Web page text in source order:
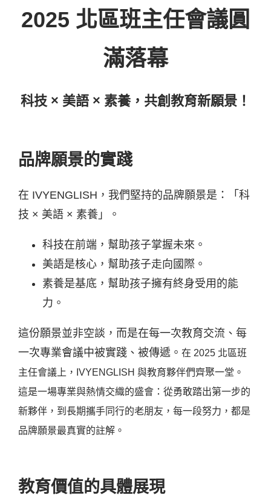
2025 北區班主任會議圓
滿落幕
科技 × 美語 × 素養，共創教育新願景！
品牌願景的實踐
在 IVYENGLISH，我們堅持的品牌願景是：「科
技 × 美語 × 素養」。
科技在前端，幫助孩子掌握未來。
美語是核心，幫助孩子走向國際。
素養是基底，幫助孩子擁有終身受用的能
力。
這份願景並非空談，而是在每一次教育交流、每
一次專業會議中被實踐、被傳遞。 在 2025 北區班
主任會議上，IVYENGLISH 與教育夥伴們齊聚一堂。
這是一場專業與熱情交織的盛會：從勇敢踏出第一步的
新夥伴，到長期攜手同行的老朋友，每一段努力，都是
品牌願景最真實的註解。
教育價值的具體展現